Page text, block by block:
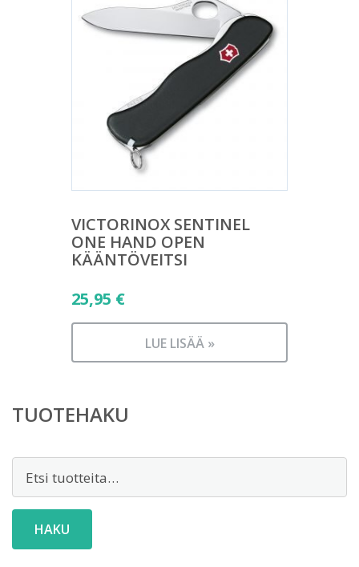
VICTORINOX SENTINEL
ONE HAND OPEN
KÄÄNTÖVEITSI
25,95 €
LUE LISÄÄ »
TUOTEHAKU
HAKU